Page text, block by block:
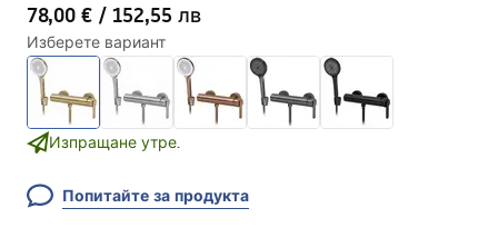
78,00 € / 152,55 лв
Изберете вариант
Изпращане утре.
Попитайте за продукта